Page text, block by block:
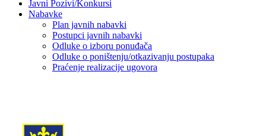
Javni Pozivi/Konkursi
Nabavke
Plan javnih nabavki
Postupci javnih nabavki
Odluke o izboru ponuđača
Odluke o poništenju/otkazivanju postupaka
Praćenje realizacije ugovora